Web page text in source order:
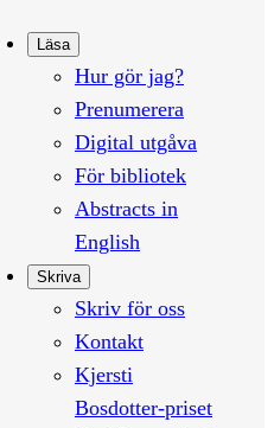
Läsa
Hur gör jag?
Prenumerera
Digital utgåva
För bibliotek
Abstracts in
English
Skriva
Skriv för oss
Kontakt
Kjersti
Bosdotter-priset